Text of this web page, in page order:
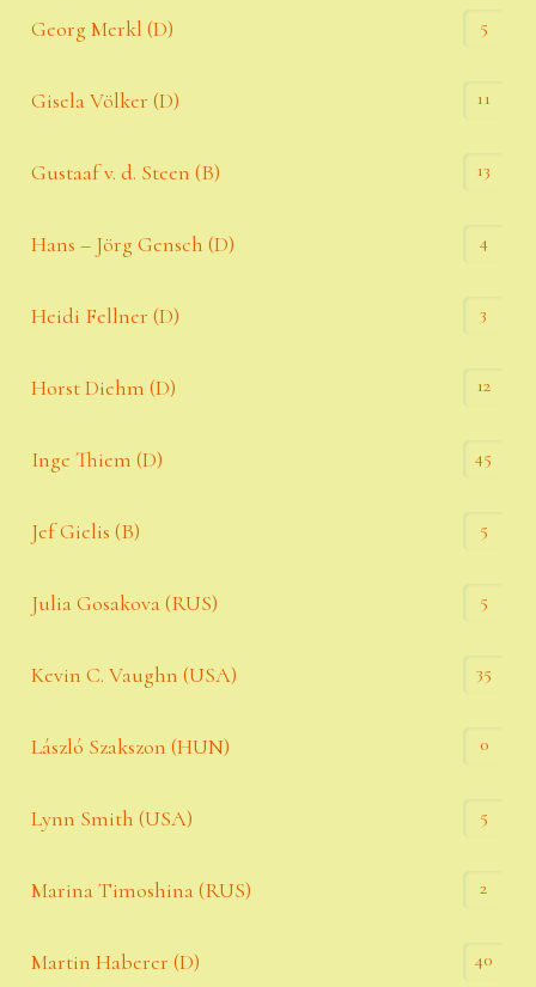
Georg Merkl (D) 5
Gisela Völker (D) 11
Gustaaf v. d. Steen (B) 13
Hans – Jörg Gensch (D) 4
Heidi Fellner (D) 3
Horst Diehm (D) 12
Inge Thiem (D) 45
Jef Gielis (B) 5
Julia Gosakova (RUS) 5
Kevin C. Vaughn (USA) 35
László Szakszon (HUN) 0
Lynn Smith (USA) 5
Marina Timoshina (RUS) 2
Martin Haberer (D) 40